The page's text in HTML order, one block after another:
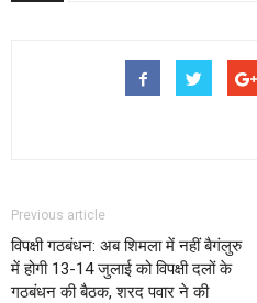
Previous article
विपक्षी गठबंधन: अब शिमला में नहीं बैगंलुरु
में होगी 13-14 जुलाई को विपक्षी दलों के
गठबंधन की बैठक, शरद पवार ने की